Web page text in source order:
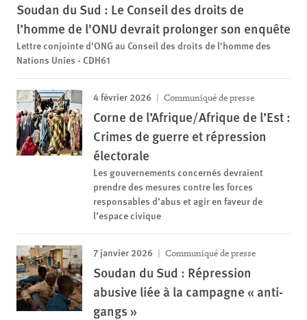
Soudan du Sud : Le Conseil des droits de
l’homme de l'ONU devrait prolonger son enquête
Lettre conjointe d'ONG au Conseil des droits de l'homme des
Nations Unies - CDH61
4 février 2026 Communiqué de presse
Corne de l’Afrique/Afrique de l’Est :
Crimes de guerre et répression
électorale
Les gouvernements concernés devraient
prendre des mesures contre les forces
responsables d’abus et agir en faveur de
l’espace civique
7 janvier 2026 Communiqué de presse
Soudan du Sud : Répression
abusive liée à la campagne « anti-
gangs »